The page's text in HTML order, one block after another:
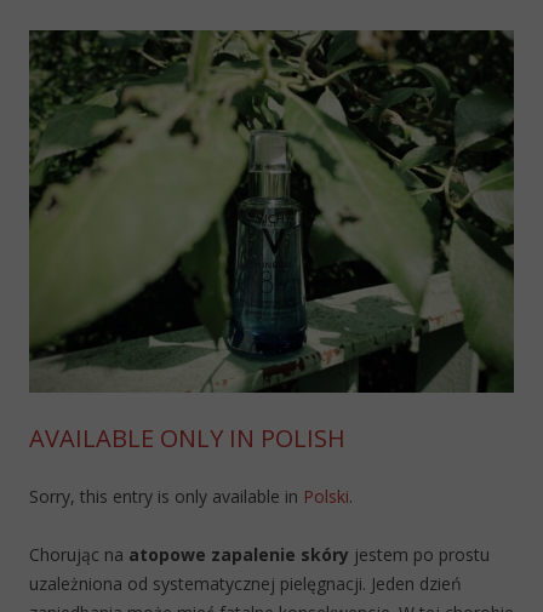
AVAILABLE ONLY IN POLISH
Sorry, this entry is only available in Polski.
Chorując na atopowe zapalenie skóry jestem po prostu
uzależniona od systematycznej pielęgnacji. Jeden dzień